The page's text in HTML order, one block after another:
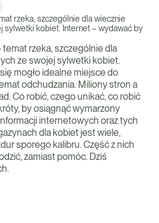
rzeka, szczególnie dla wiecznie
sylwetki kobiet. Internet – wydawać by
rzeka, szczególnie dla
ze swojej sylwetki kobiet.
mogło idealne miejsce do
odchudzania. Miliony stron a
Co robić, czego unikać, co robić
by osiągnąć wymarzony
internetowych oraz tych
dla kobiet jest wiele,
sporego kalibru. Część z nich
zamiast pomóc. Dziś